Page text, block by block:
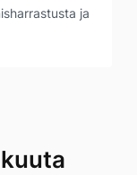
ja